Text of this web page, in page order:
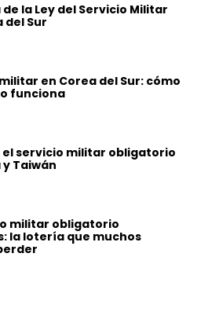
la Ley del Servicio Militar
del Sur
en Corea del Sur: cómo
funciona
el servicio militar obligatorio
y Taiwán
militar obligatorio
la lotería que muchos